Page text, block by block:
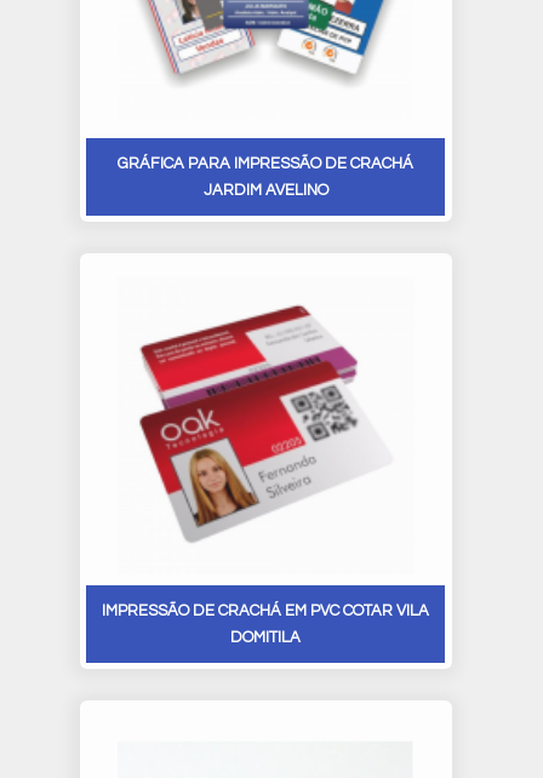
GRÁFICA PARA IMPRESSÃO DE CRACHÁ
JARDIM AVELINO
IMPRESSÃO DE CRACHÁ EM PVC COTAR VILA
DOMITILA